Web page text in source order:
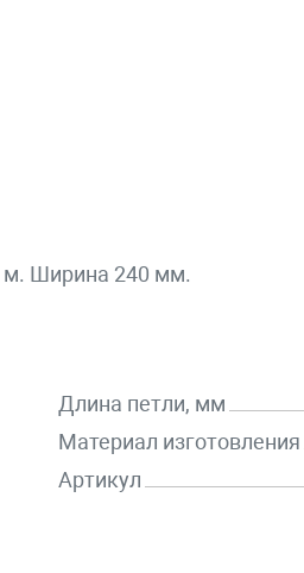
м. Ширина 240 мм.
Длина петли, мм
Материал изготовления
Артикул